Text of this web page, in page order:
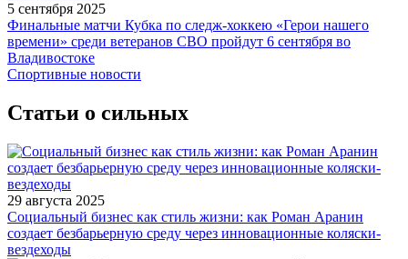
5 сентября 2025
Финальные матчи Кубка по следж-хоккею «Герои нашего
времени» среди ветеранов СВО пройдут 6 сентября во
Владивостоке
Спортивные новости
Статьи о сильных
29 августа 2025
Социальный бизнес как стиль жизни: как Роман Аранин
создает безбарьерную среду через инновационные коляски-
вездеходы